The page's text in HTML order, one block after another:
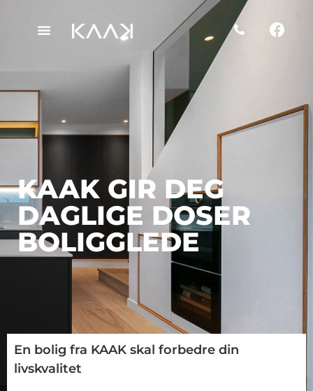
KAAK GIR DEG
DAGLIGE DOSER
BOLIGGLEDE
En bolig fra KAAK skal forbedre din
livskvalitet